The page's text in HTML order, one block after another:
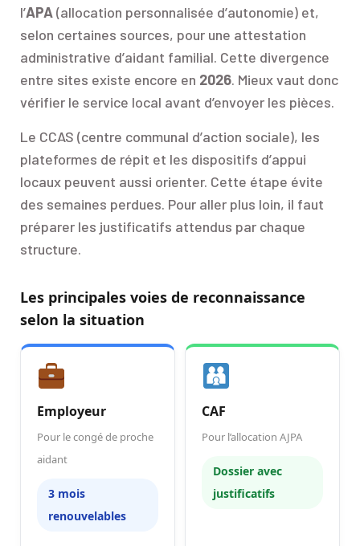
l’APA(allocation personnalisée d’autonomie) et,
selon certaines sources, pour une attestation
administrative d’aidant familial. Cette divergence
entre sites existe encore en 2026. Mieux vaut donc
vérifier le service local avant d’envoyer les pièces.
Le CCAS (centre communal d’action sociale), les
plateformes de répit et les dispositifs d’appui
locaux peuvent aussi orienter. Cette étape évite
des semaines perdues. Pour aller plus loin, il faut
préparer les justificatifs attendus par chaque
structure.
Les principales voies de reconnaissance
selon la situation
Employeur
Pour le congé de proche
aidant
3 mois
renouvelables
CAF
Pour l’allocation AJPA
Dossier avec
justificatifs